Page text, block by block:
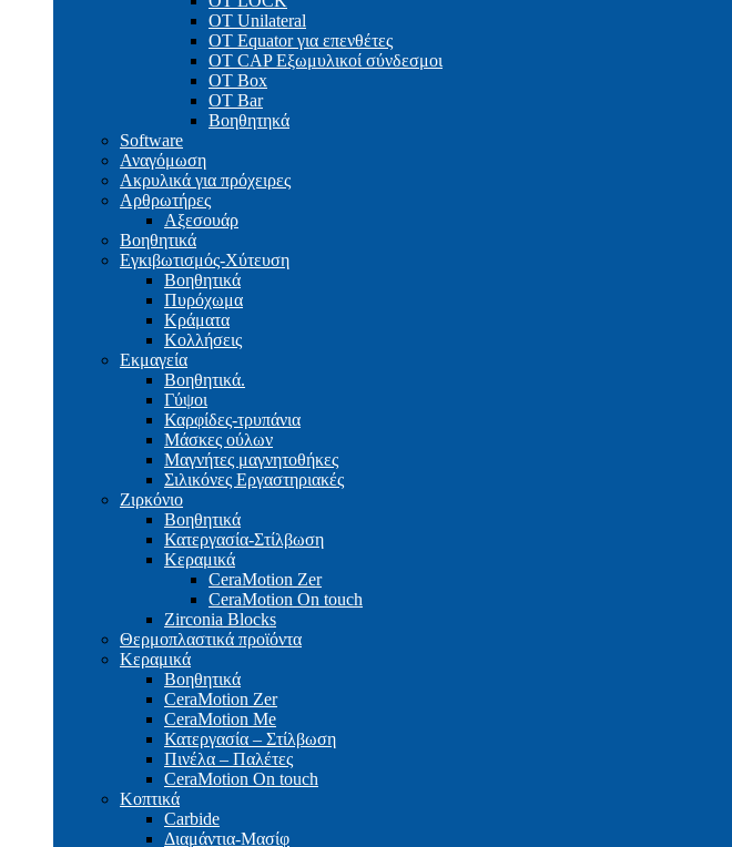
OT Unilateral
OT Equator για επενθέτες
OT CAP Εξωμυλικοί σύνδεσμοι
OT Box
OT Bar
Bοηθητηκά
Software
Αναγόμωση
Ακρυλικά για πρόχειρες
Αρθρωτήρες
Αξεσουάρ
Βοηθητικά
Εγκιβωτισμός-Xύτευση
Βοηθητικά
Πυρόχωμα
Κράματα
Κολλήσεις
Εκμαγεία
Βοηθητικά.
Γύψοι
Καρφίδες-τρυπάνια
Μάσκες ούλων
Μαγνήτες μαγνητοθήκες
Σιλικόνες Εργαστηριακές
Ζιρκόνιο
Βοηθητικά
Κατεργασία-Στίλβωση
Κεραμικά
CeraMotion Zer
CeraMotion On touch
Zirconia Blocks
Θερμοπλαστικά προϊόντα
Κεραμικά
Βοηθητικά
CeraMotion Zer
CeraMotion Me
Κατεργασία – Στίλβωση
Πινέλα – Παλέτες
CeraMotion On touch
Κοπτικά
Carbide
Διαμάντια-Μασίφ